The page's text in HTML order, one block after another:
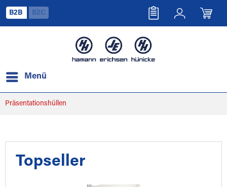
B2B B2C
Menü
Präsentationshüllen
Topseller